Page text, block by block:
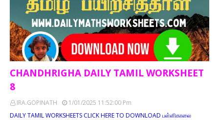
CHANDHRIGHA DAILY TAMIL WORKSHEET
8
IRA.GOPINATH
1/01/2025 11:52:00 Pm
DAILY TAMIL WORKSHEETS CLICK HERE TO DOWNLOAD பள்ளிகாலை